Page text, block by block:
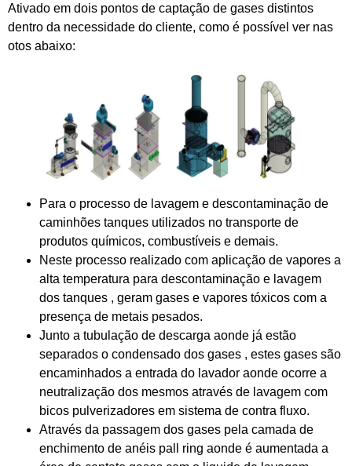
Ativado em dois pontos de captação de gases distintos
dentro da necessidade do cliente, como é possível ver nas
otos abaixo:
Para o processo de lavagem e descontaminação de
caminhões tanques utilizados no transporte de
produtos químicos, combustíveis e demais.
Neste processo realizado com aplicação de vapores a
alta temperatura para descontaminação e lavagem
dos tanques , geram gases e vapores tóxicos com a
presença de metais pesados.
Junto a tubulação de descarga aonde já estão
separados o condensado dos gases , estes gases são
encaminhados a entrada do lavador aonde ocorre a
neutralização dos mesmos através de lavagem com
bicos pulverizadores em sistema de contra fluxo.
Através da passagem dos gases pela camada de
enchimento de anéis pall ring aonde é aumentada a